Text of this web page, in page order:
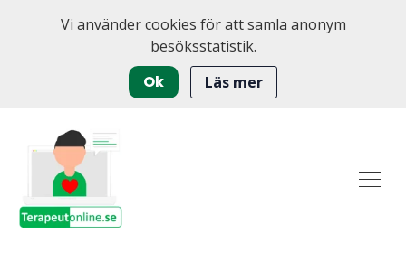
Vi använder cookies för att samla anonym
besöksstatistik.
Ok Läs mer